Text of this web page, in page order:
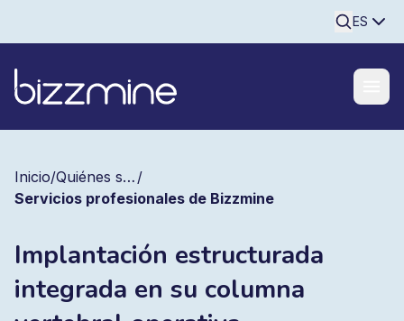
Searchine
ES
Inicio/ Quiénes somos /
Servicios profesionales de Bizzmine
Implantación estructurada
integrada en su columna